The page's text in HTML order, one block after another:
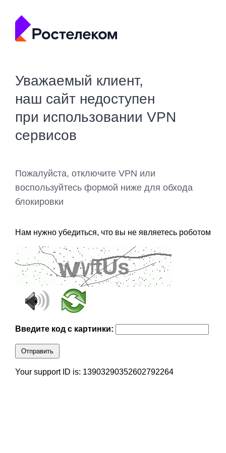
Уважаемый клиент,
наш сайт недоступен
при использовании VPN
сервисов
Пожалуйста, отключите VPN или
воспользуйтесь формой ниже для обхода
блокировки
Нам нужно убедиться, что вы не являетесь роботом
Введите код с картинки:
Отправить
Your support ID is: 13903290352602792264